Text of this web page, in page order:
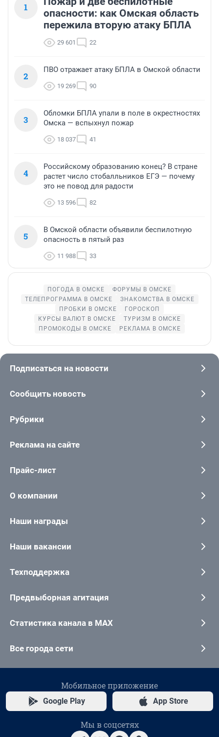
1
опасности: как Омская область
пережила вторую атаку БПЛА
29 601 22
2
ПВО отражает атаку БПЛА в Омской области
19 269 90
3
Обломки БПЛА упали в поле в окрестностях
Омска — вспыхнул пожар
18 037 41
4
Российскому образованию конец? В стране
растет число стобалльников ЕГЭ — почему
это не повод для радости
13 596 82
5
В Омской области объявили беспилотную
опасность в пятый раз
11 988 33
ПОГОДА В ОМСКЕ
ФОРУМЫ В ОМСКЕ
ТЕЛЕПРОГРАММА В ОМСКЕ
ЗНАКОМСТВА В ОМСКЕ
ПРОБКИ В ОМСКЕ
ГОРОСКОП
КУРСЫ ВАЛЮТ В ОМСКЕ
ТУРИЗМ В ОМСКЕ
ПРОМОКОДЫ В ОМСКЕ
РЕКЛАМА В ОМСКЕ
Подписаться на новости
Сообщить новость
Рубрики
Реклама на сайте
Прайс-лист
О компании
Наши награды
Наши вакансии
Техподдержка
Предвыборная агитация
Статистика канала в MAX
Все города сети
Мобильное приложение
Google Play App Store
Мы в соцсетях